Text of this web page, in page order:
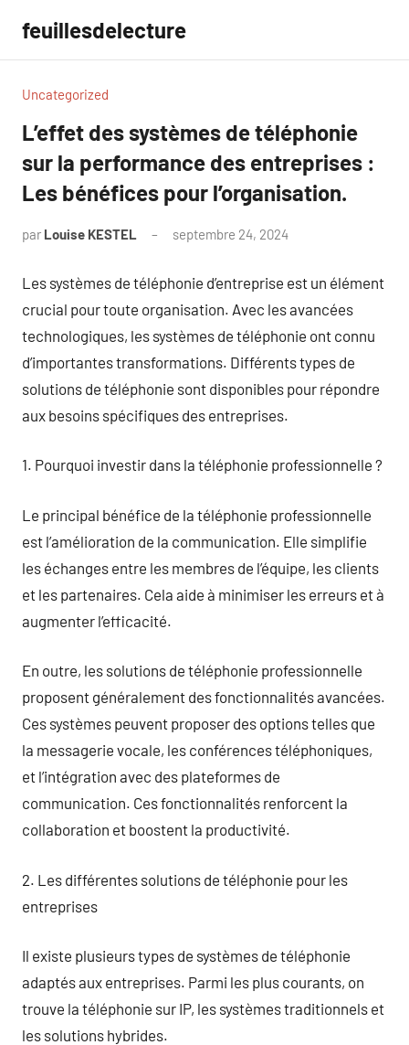
contenu
feuillesdelecture
Uncategorized
L’effet des systèmes de téléphonie
sur la performance des entreprises :
Les bénéfices pour l’organisation.
par Louise KESTEL septembre 24, 2024
Les systèmes de téléphonie d’entreprise est un élément
crucial pour toute organisation. Avec les avancées
technologiques, les systèmes de téléphonie ont connu
d’importantes transformations. Différents types de
solutions de téléphonie sont disponibles pour répondre
aux besoins spécifiques des entreprises.
1. Pourquoi investir dans la téléphonie professionnelle ?
Le principal bénéfice de la téléphonie professionnelle
est l’amélioration de la communication. Elle simplifie
les échanges entre les membres de l’équipe, les clients
et les partenaires. Cela aide à minimiser les erreurs et à
augmenter l’efficacité.
En outre, les solutions de téléphonie professionnelle
proposent généralement des fonctionnalités avancées.
Ces systèmes peuvent proposer des options telles que
la messagerie vocale, les conférences téléphoniques,
et l’intégration avec des plateformes de
communication. Ces fonctionnalités renforcent la
collaboration et boostent la productivité.
2. Les différentes solutions de téléphonie pour les
entreprises
Il existe plusieurs types de systèmes de téléphonie
adaptés aux entreprises. Parmi les plus courants, on
trouve la téléphonie sur IP, les systèmes traditionnels et
les solutions hybrides.